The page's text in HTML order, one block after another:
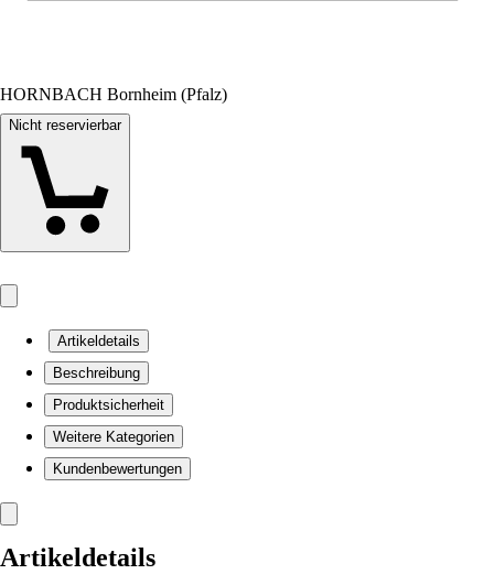
HORNBACH Bornheim (Pfalz)
Nicht reservierbar
Artikeldetails
Beschreibung
Produktsicherheit
Weitere Kategorien
Kundenbewertungen
Artikeldetails